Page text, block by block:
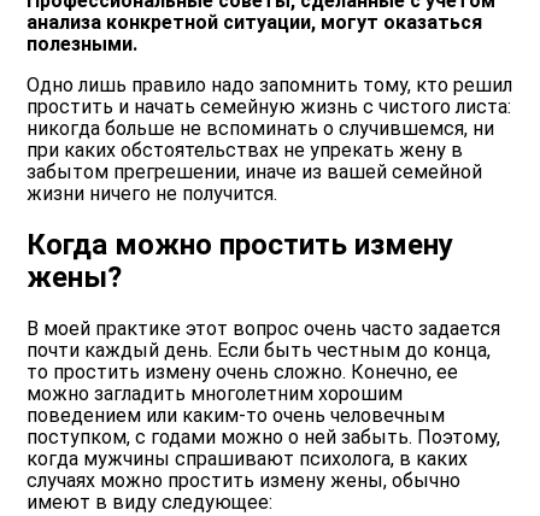
анализа конкретной ситуации, могут оказаться
полезными.
Одно лишь правило надо запомнить тому, кто решил
простить и начать семейную жизнь с чистого листа:
никогда больше не вспоминать о случившемся, ни
при каких обстоятельствах не упрекать жену в
забытом прегрешении, иначе из вашей семейной
жизни ничего не получится.
Когда можно простить измену
жены?
В моей практике этот вопрос очень часто задается
почти каждый день. Если быть честным до конца,
то простить измену очень сложно. Конечно, ее
можно загладить многолетним хорошим
поведением или каким-то очень человечным
поступком, с годами можно о ней забыть. Поэтому,
когда мужчины спрашивают психолога, в каких
случаях можно простить измену жены, обычно
имеют в виду следующее: